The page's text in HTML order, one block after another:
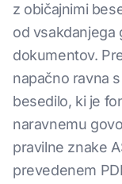
z običajnimi
od vsakdanjega
dokumentov.
napačno ravna
besedilo, ki je
naravnemu
pravilne znake
prevedenem